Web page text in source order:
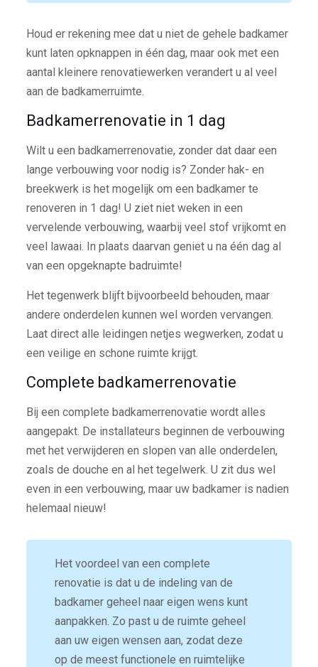
Houd er rekening mee dat u niet de gehele badkamer
kunt laten opknappen in één dag, maar ook met een
aantal kleinere renovatiewerken verandert u al veel
aan de badkamerruimte.
Badkamerrenovatie in 1 dag
Wilt u een badkamerrenovatie, zonder dat daar een
lange verbouwing voor nodig is? Zonder hak- en
breekwerk is het mogelijk om een badkamer te
renoveren in 1 dag! U ziet niet weken in een
vervelende verbouwing, waarbij veel stof vrijkomt en
veel lawaai. In plaats daarvan geniet u na één dag al
van een opgeknapte badruimte!
Het tegenwerk blijft bijvoorbeeld behouden, maar
andere onderdelen kunnen wel worden vervangen.
Laat direct alle leidingen netjes wegwerken, zodat u
een veilige en schone ruimte krijgt.
Complete badkamerrenovatie
Bij een complete badkamerrenovatie wordt alles
aangepakt. De installateurs beginnen de verbouwing
met het verwijderen en slopen van alle onderdelen,
zoals de douche en al het tegelwerk. U zit dus wel
even in een verbouwing, maar uw badkamer is nadien
helemaal nieuw!
Het voordeel van een complete
renovatie is dat u de indeling van de
badkamer geheel naar eigen wens kunt
aanpakken. Zo past u de ruimte geheel
aan uw eigen wensen aan, zodat deze
op de meest functionele en ruimtelijke